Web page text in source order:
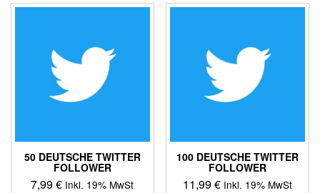
50 DEUTSCHE TWITTER
FOLLOWER
7,99€ Inkl. 19% MwSt
100 DEUTSCHE TWITTER
FOLLOWER
11,99€ Inkl. 19% MwSt